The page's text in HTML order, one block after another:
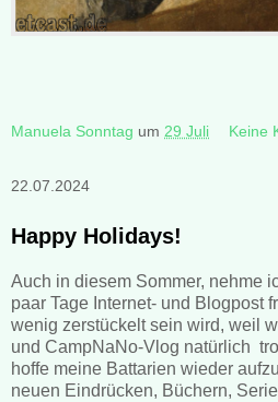
Manuela Sonntag um 29 Juli Keine
22.07.2024
Happy Holidays!
Auch in diesem Sommer, nehme
paar Tage Internet- und Blogpost
wenig zerstückelt sein wird, weil
und CampNaNo-Vlog natürlich
hoffe meine Battarien wieder
neuen Eindrücken, Büchern,